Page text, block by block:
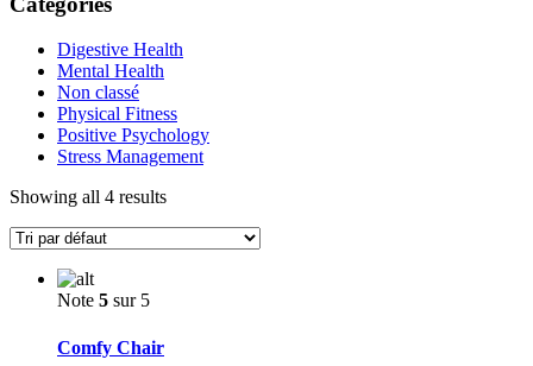
Digestive Health
Mental Health
Non classé
Physical Fitness
Positive Psychology
Stress Management
Showing all 4 results
Note 5 sur 5
Comfy Chair